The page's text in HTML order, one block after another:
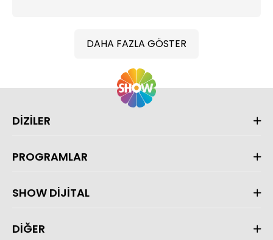
DAHA FAZLA GÖSTER
DİZİLER
PROGRAMLAR
SHOW DİJİTAL
DİĞER